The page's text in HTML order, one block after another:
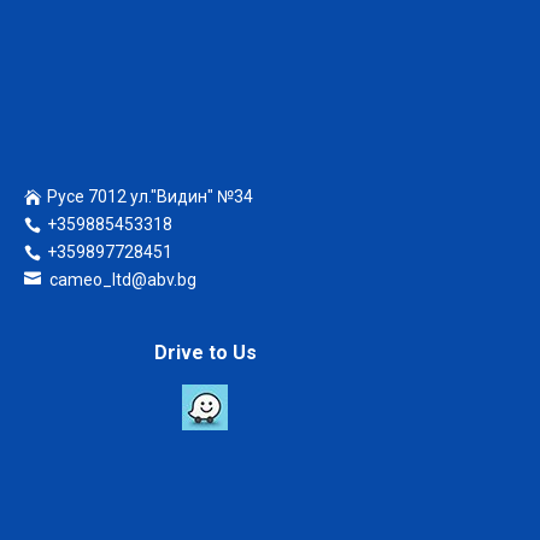
Русе 7012 ул."Видин" №34
+359885453318
+359897728451
cameo_ltd@abv.bg
Drive to Us